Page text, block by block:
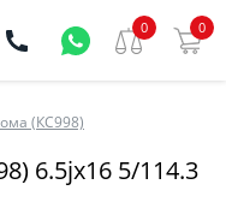
0 0
(КС998)
6.5jx16 5/114.3